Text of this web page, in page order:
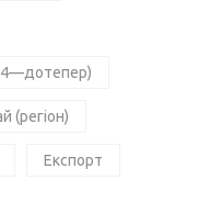
(регіон)
Експорт